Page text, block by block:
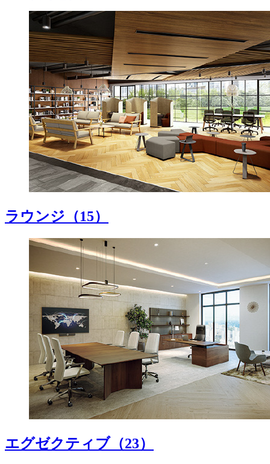
ラウンジ （15）
エグゼクティブ （23）